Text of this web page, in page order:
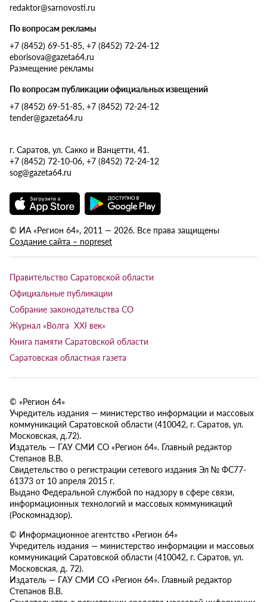
redaktor@sarnovosti.ru
По вопросам рекламы
+7 (8452) 69-51-85, +7 (8452) 72-24-12
eborisova@gazeta64.ru
Размещение рекламы
По вопросам публикации официальных извещений
+7 (8452) 69-51-85, +7 (8452) 72-24-12
tender@gazeta64.ru
г. Саратов, ул. Сакко и Ванцетти, 41.
+7 (8452) 72-10-06, +7 (8452) 72-24-12
sog@gazeta64.ru
© ИА «Регион 64», 2011 — 2026. Все права защищены
Создание сайта – nopreset
Правительство Саратовской области
Официальные публикации
Собрание законодательства СО
Журнал «Волга XXI век»
Книга памяти Саратовской области
Саратовская областная газета
© «Регион 64»
Учредитель издания — министерство информации и массовых
коммуникаций Саратовской области (410042, г. Саратов, ул.
Московская, д.72).
Издатель — ГАУ СМИ СО «Регион 64». Главный редактор
Степанов В.В.
Свидетельство о регистрации сетевого издания Эл № ФС77-
61373 от 10 апреля 2015 г.
Выдано Федеральной службой по надзору в сфере связи,
информационных технологий и массовых коммуникаций
(Роскомнадзор).
© Информационное агентство «Регион 64»
Учредитель издания — министерство информации и массовых
коммуникаций Саратовской области (410042, г. Саратов, ул.
Московская, д. 72).
Издатель — ГАУ СМИ СО «Регион 64». Главный редактор
Степанов В.В.